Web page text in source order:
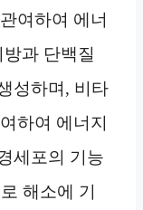
여하여 에너
과 단백질
성하며, 비타
하여 에너지
세포의 기능
해소에 기